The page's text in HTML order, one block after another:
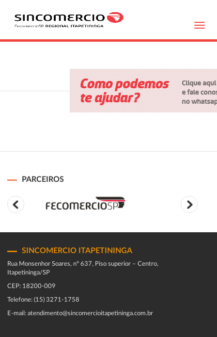
PARCEIROS
SINCOMERCIO ITAPETININGA
Rua Monsenhor Soares, nº 637, Piso superior – Centro,
Itapetininga/SP
CEP: 18200-009
Telefone: (15) 3271-1758
E-mail: atendimento@sincomercioitapetininga.com.br